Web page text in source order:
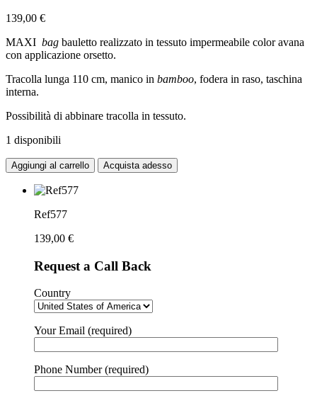
139,00 €
MAXI bag bauletto realizzato in tessuto impermeabile color avana
con applicazione orsetto.
Tracolla lunga 110 cm, manico in bamboo, fodera in raso, taschina
interna.
Possibilità di abbinare tracolla in tessuto.
1 disponibili
Aggiungi al carrello Acquista adesso
Ref577
139,00 €
Request a Call Back
Country
Your Email (required)
Phone Number (required)